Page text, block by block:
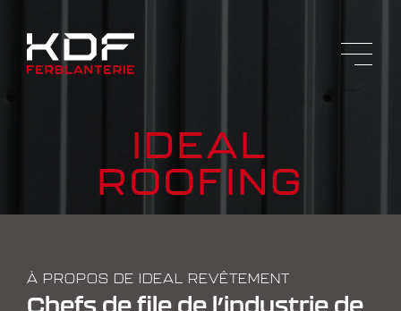
IDEAL
ROOFING
À PROPOS DE IDEAL REVÊTEMENT
Chefs de file de l’industrie de